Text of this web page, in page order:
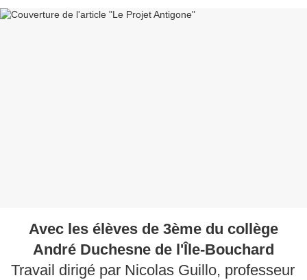
Avec les élèves de 3ème du collège
André Duchesne de l'Île-Bouchard
Travail dirigé par Nicolas Guillo, professeur